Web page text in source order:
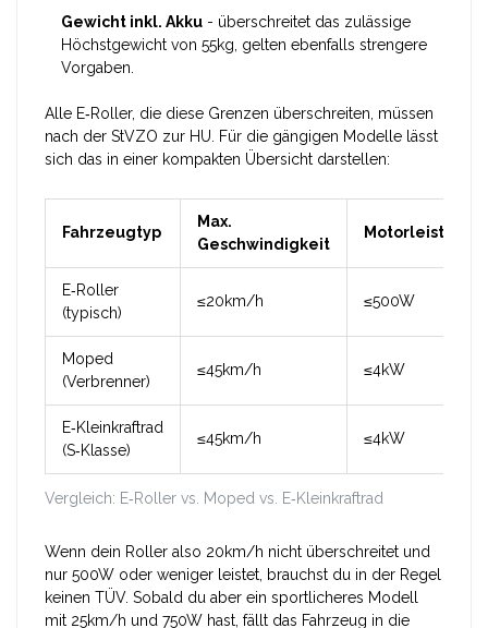
Gewicht inkl. Akku - überschreitet das zulässige
Höchstgewicht von 55kg, gelten ebenfalls strengere
Vorgaben.
Alle E‑Roller, die diese Grenzen überschreiten, müssen
nach der StVZO zur HU. Für die gängigen Modelle lässt
sich das in einer kompakten Übersicht darstellen:
Vergleich: E‑Roller vs. Moped vs. E‑Kleinkraftrad
Fahrzeugtyp
Max.
Geschwindigkeit
Motorleistung
E‑Roller
(typisch)
≤20km/h ≤500W
Moped
(Verbrenner)
≤45km/h ≤4kW
E‑Kleinkraftrad
(S‑Klasse)
≤45km/h ≤4kW
Wenn dein Roller also 20km/h nicht überschreitet und
nur 500W oder weniger leistet, brauchst du in der Regel
keinen TÜV. Sobald du aber ein sportlicheres Modell
mit 25km/h und 750W hast, fällt das Fahrzeug in die